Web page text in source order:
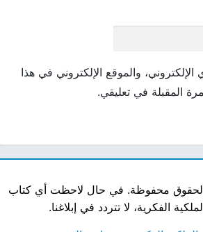
والموقع الإلكتروني في هذا
المقبلة في تعليقي.
محفوظة. في حال لاحظت أي كتاب
الفكرية، لا تتردد في إبلاغنا.